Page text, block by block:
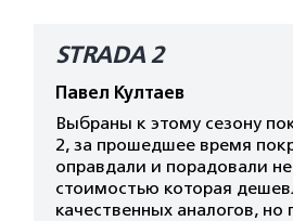
STRADA 2
Павел Култаев
Выбраны к этому сезону
2, за прошедшее время
оправдали и порадовали не
стоимостью которая
качественных аналогов, но